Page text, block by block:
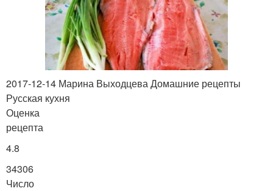
2017-12-14 Марина Выходцева Домашние рецепты
Русская кухня
Оценка
рецепта
4.8
34306
Число